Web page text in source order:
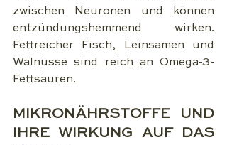
zwischen Neuronen und können
entzündungshemmend wirken.
Fettreicher Fisch, Leinsamen und
Walnüsse sind reich an Omega-3-
Fettsäuren.
MIKRONÄHRSTOFFE UND
IHRE WIRKUNG AUF DAS